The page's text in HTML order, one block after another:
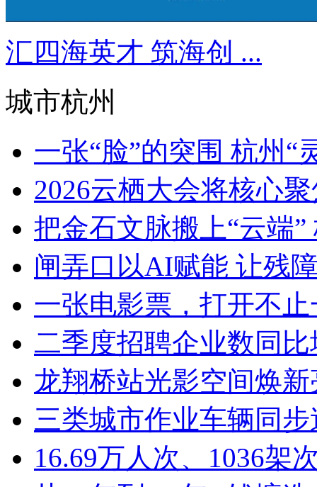
汇四海英才 筑海创 ...
城市杭州
一张“脸”的突围 杭州“
2026云栖大会将核心
把金石文脉搬上“云端
闸弄口以AI赋能 让残
一张电影票，打开不
二季度招聘企业数同比
龙翔桥站光影空间焕
三类城市作业车辆同
16.69万人次、1036架